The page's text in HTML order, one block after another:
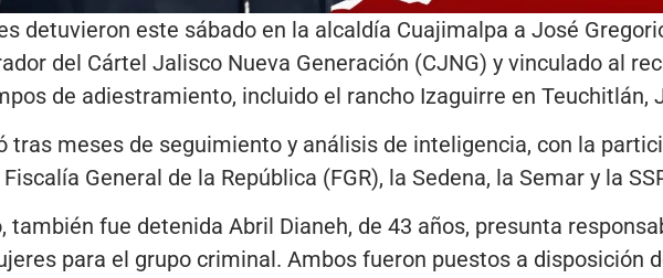
detuvieron este sábado en la alcaldía Cuajimalpa a José Gregorio
del Cártel Jalisco Nueva Generación (CJNG) y vinculado al
de adiestramiento, incluido el rancho Izaguirre en Teuchitlán,
tras meses de seguimiento y análisis de inteligencia, con la
General de la República (FGR), la Sedena, la Semar y la
también fue detenida Abril Dianeh, de 43 años, presunta
para el grupo criminal. Ambos fueron puestos a disposición